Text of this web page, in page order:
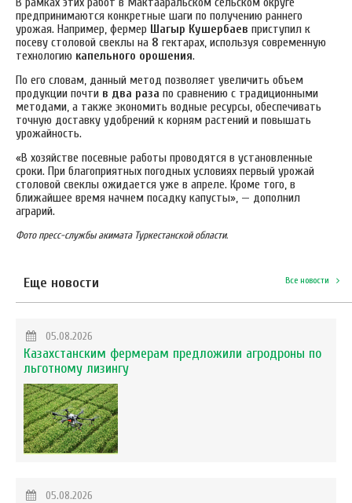
предпринимаются конкретные шаги по получению раннего
урожая. Например, фермер Шагыр Кушербаев приступил к
посеву столовой свеклы на 8 гектарах, используя современную
технологию капельного орошения.
По его словам, данный метод позволяет увеличить объем
продукции почти в два раза по сравнению с традиционными
методами, а также экономить водные ресурсы, обеспечивать
точную доставку удобрений к корням растений и повышать
урожайность.
«В хозяйстве посевные работы проводятся в установленные
сроки. При благоприятных погодных условиях первый урожай
столовой свеклы ожидается уже в апреле. Кроме того, в
ближайшее время начнем посадку капусты», — дополнил
аграрий.
Фото пресс-службы акимата Туркестанской области.
Еще новости Все новости
05.08.2026
Казахстанским фермерам предложили агродроны по
льготному лизингу
05.08.2026